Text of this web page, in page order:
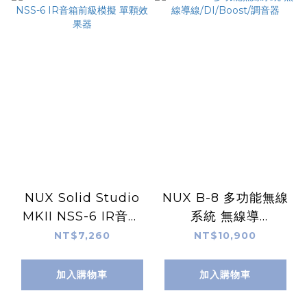
NUX Solid Studio
MKII NSS-6 IR音箱
前級模擬 單顆效果器
NT$7,260
加入購物車
NUX B-8 多功能無線
系統 無線導
線/DI/Boost/調音器
NT$10,900
加入購物車